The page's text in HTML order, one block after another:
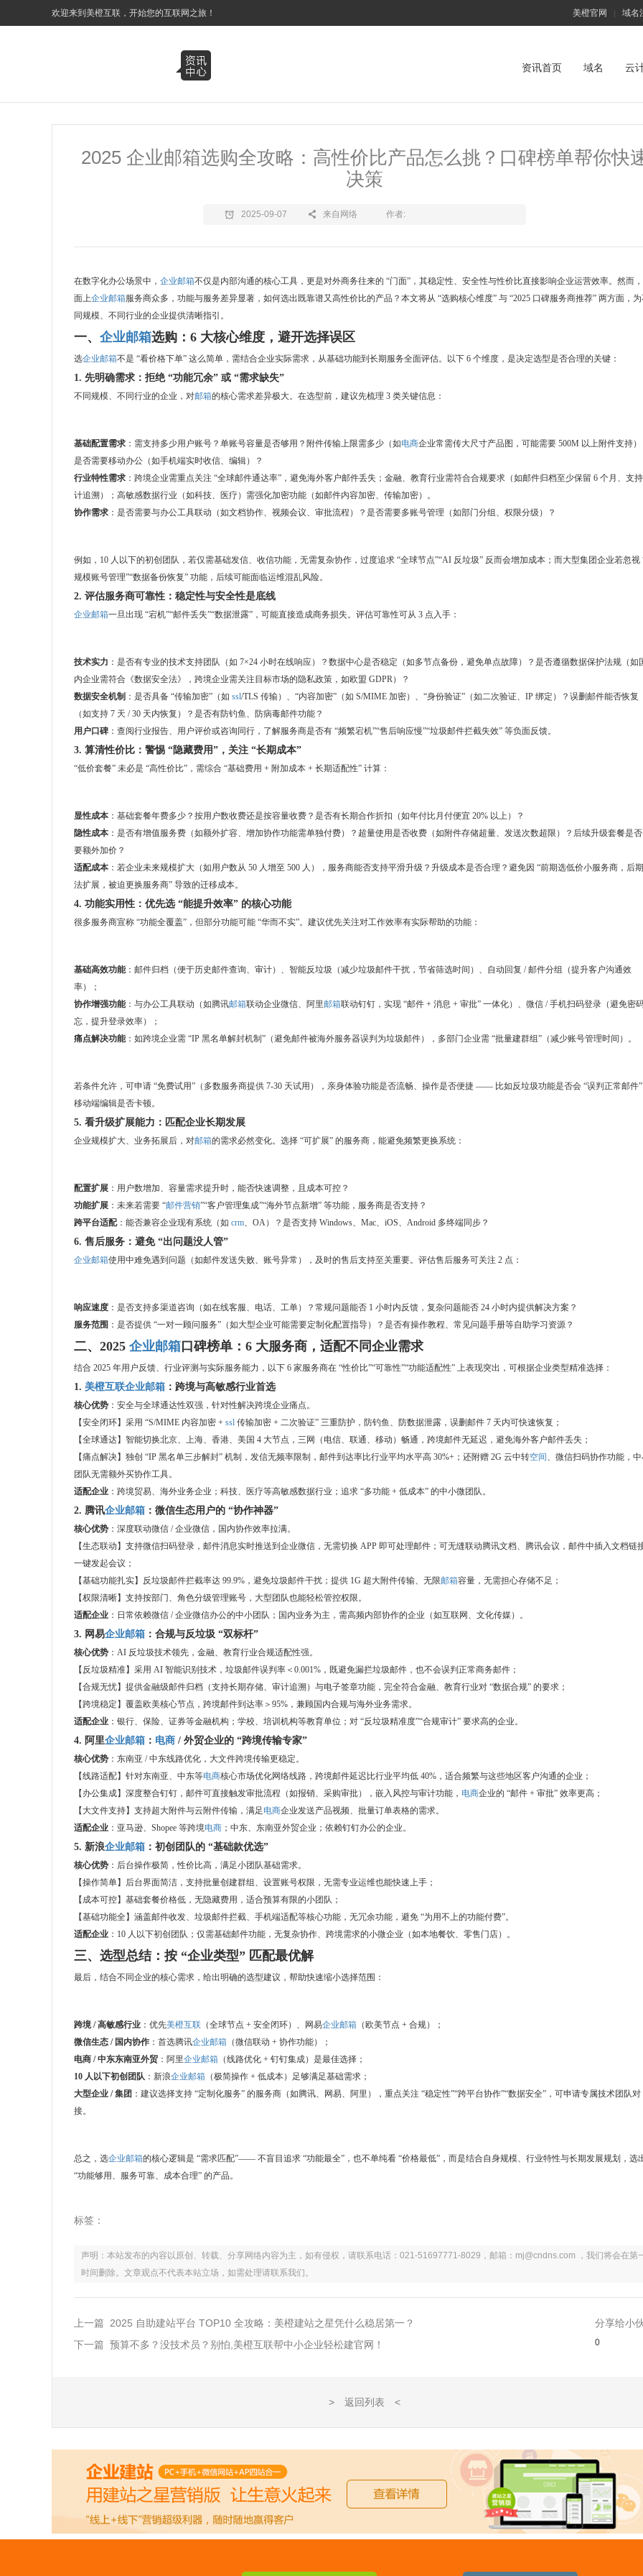
欢迎来到美橙互联，开始您的互联网之旅！ 美橙官网 | 域名
资讯首页 域名 云
2025 企业邮箱选购全攻略：高性价比产品怎么挑？口碑榜单帮你快
决策
2025-09-07 来自网络 作者:
在数字化办公场景中， 企业邮箱不仅是内部沟通的核心工具，更是对外商务往来的 “门面”，其稳定性、安全性与性价比直接影响企业运营效率。然而
面上企业邮箱服务商众多，功能与服务差异显著，如何选出既靠谱又高性价比的产品？本文将从 “选购核心维度” 与 “2025 口碑服务商推荐” 两方面，
同规模、不同行业的企业提供清晰指引。
一、 企业邮箱选购：6 大核心维度，避开选择误区
选企业邮箱不是 “看价格下单” 这么简单，需结合企业实际需求，从基础功能到长期服务全面评估。以下 6 个维度，是决定选型是否合理的关键：
1. 先明确需求：拒绝 “功能冗余” 或 “需求缺失”
不同规模、不同行业的企业，对邮箱的核心需求差异极大。在选型前，建议先梳理 3 类关键信息：
基础配置需求 ：需支持多少用户账号？单账号容量是否够用？附件传输上限需多少（如电商企业常需传大尺寸产品图，可能需要 500M 以上附件支持
是否需要移动办公（如手机端实时收信、编辑）？
行业特性需求 ：跨境企业需重点关注 “全球邮件通达率”，避免海外客户邮件丢失；金融、教育行业需符合合规要求（如邮件归档至少保留 6 个月、支
计追溯）；高敏感数据行业（如科技、医疗）需强化加密功能（如邮件内容加密、传输加密）。
协作需求 ：是否需要与办公工具联动（如文档协作、视频会议、审批流程）？是否需要多账号管理（如部门分组、权限分级）？
例如，10 人以下的初创团队，若仅需基础发信、收信功能，无需复杂协作，过度追求 “全球节点”“AI 反垃圾” 反而会增加成本；而大型集团企业若忽视
规模账号管理”“数据备份恢复” 功能，后续可能面临运维混乱风险。
2. 评估服务商可靠性：稳定性与安全性是底线
企业邮箱一旦出现 “宕机”“邮件丢失”“数据泄露”，可能直接造成商务损失。评估可靠性可从 3 点入手：
技术实力 ：是否有专业的技术支持团队（如 7×24 小时在线响应）？数据中心是否稳定（如多节点备份，避免单点故障）？是否遵循数据保护法规（如
内企业需符合《数据安全法》，跨境企业需关注目标市场的隐私政策，如欧盟 GDPR）？
数据安全机制 ：是否具备 “传输加密”（如 ssl/TLS 传输）、“内容加密”（如 S/MIME 加密）、“身份验证”（如二次验证、IP 绑定）？误删邮件能否恢复
（如支持 7 天 / 30 天内恢复）？是否有防钓鱼、防病毒邮件功能？
用户口碑 ：查阅行业报告、用户评价或咨询同行，了解服务商是否有 “频繁宕机”“售后响应慢”“垃圾邮件拦截失效” 等负面反馈。
3. 算清性价比：警惕 “隐藏费用”，关注 “长期成本”
“低价套餐” 未必是 “高性价比”，需综合 “基础费用 + 附加成本 + 长期适配性” 计算：
显性成本 ：基础套餐年费多少？按用户数收费还是按容量收费？是否有长期合作折扣（如年付比月付便宜 20% 以上）？
隐性成本 ：是否有增值服务费（如额外扩容、增加协作功能需单独付费）？超量使用是否收费（如附件存储超量、发送次数超限）？后续升级套餐是
要额外加价？
适配成本 ：若企业未来规模扩大（如用户数从 50 人增至 500 人），服务商能否支持平滑升级？升级成本是否合理？避免因 “前期选低价小服务商，后
法扩展，被迫更换服务商” 导致的迁移成本。
4. 功能实用性：优先选 “能提升效率” 的核心功能
很多服务商宣称 “功能全覆盖”，但部分功能可能 “华而不实”。建议优先关注对工作效率有实际帮助的功能：
基础高效功能：邮件归档（便于历史邮件查询、审计）、智能反垃圾（减少垃圾邮件干扰，节省筛选时间）、自动回复 / 邮件分组（提升客户沟通效
率）；
协作增强功能：与办公工具联动（如腾讯邮箱联动企业微信、阿里邮箱联动钉钉，实现 “邮件 + 消息 + 审批” 一体化）、微信 / 手机扫码登录（避免密
忘，提升登录效率）；
痛点解决功能：如跨境企业需 “IP 黑名单解封机制”（避免邮件被海外服务器误判为垃圾邮件），多部门企业需 “批量建群组”（减少账号管理时间）。
若条件允许，可申请 “免费试用”（多数服务商提供 7-30 天试用），亲身体验功能是否流畅、操作是否便捷 —— 比如反垃圾功能是否会 “误判正常邮件
移动端编辑是否卡顿。
5. 看升级扩展能力：匹配企业长期发展
企业规模扩大、业务拓展后，对邮箱的需求必然变化。选择 “可扩展” 的服务商，能避免频繁更换系统：
配置扩展 ：用户数增加、容量需求提升时，能否快速调整，且成本可控？
功能扩展 ：未来若需要 “邮件营销”“客户管理集成”“海外节点新增” 等功能，服务商是否支持？
跨平台适配：能否兼容企业现有系统（如 crm、OA）？是否支持 Windows、Mac、iOS、Android 多终端同步？
6. 售后服务：避免 “出问题没人管”
企业邮箱使用中难免遇到问题（如邮件发送失败、账号异常），及时的售后支持至关重要。评估售后服务可关注 2 点：
响应速度 ：是否支持多渠道咨询（如在线客服、电话、工单）？常规问题能否 1 小时内反馈，复杂问题能否 24 小时内提供解决方案？
服务范围 ：是否提供 “一对一顾问服务”（如大型企业可能需要定制化配置指导）？是否有操作教程、常见问题手册等自助学习资源？
二、2025 企业邮箱 口碑榜单：6 大服务商，适配不同企业需求
结合 2025 年用户反馈、行业评测与实际服务能力，以下 6 家服务商在 “性价比”“可靠性”“功能适配性” 上表现突出，可根据企业类型精准选择：
1. 美橙互联企业邮箱 ：跨境与高敏感行业首选
核心优势 ：安全与全球通达性双强，针对性解决跨境企业痛点。
【安全闭环】采用 “S/MIME 内容加密 + ssl 传输加密 + 二次验证” 三重防护，防钓鱼、防数据泄露，误删邮件 7 天内可快速恢复；
【全球通达】智能切换北京、上海、香港、美国 4 大节点，三网（电信、联通、移动）畅通，跨境邮件无延迟，避免海外客户邮件丢失；
【痛点解决】独创 “IP 黑名单三步解封” 机制，发信无频率限制，邮件到达率比行业平均水平高 30%+；还附赠 2G 云中转空间 、微信扫码协作功能，
团队无需额外买协作工具。
适配企业 ：跨境贸易、海外业务企业；科技、医疗等高敏感数据行业；追求 “多功能 + 低成本” 的中小微团队。
2. 腾讯企业邮箱 ：微信生态用户的 “协作神器”
核心优势 ：深度联动微信 / 企业微信，国内协作效率拉满。
【生态联动】支持微信扫码登录，邮件消息实时推送到企业微信，无需切换 APP 即可处理邮件；可无缝联动腾讯文档、腾讯会议，邮件中插入文档链
一键发起会议；
【基础功能扎实】反垃圾邮件拦截率达 99.9%，避免垃圾邮件干扰；提供 1G 超大附件传输、无限邮箱容量，无需担心存储不足；
【权限清晰】支持按部门、角色分级管理账号，大型团队也能轻松管控权限。
适配企业 ：日常依赖微信 / 企业微信办公的中小团队；国内业务为主，需高频内部协作的企业（如互联网、文化传媒）。
3. 网易企业邮箱 ：合规与反垃圾 “双标杆”
核心优势 ：AI 反垃圾技术领先，金融、教育行业合规适配性强。
【反垃圾精准】采用 AI 智能识别技术，垃圾邮件误判率＜0.001%，既避免漏拦垃圾邮件，也不会误判正常商务邮件；
【合规无忧】提供金融级邮件归档（支持长期存储、审计追溯）与电子签章功能，完全符合金融、教育行业对 “数据合规” 的要求；
【跨境稳定】覆盖欧美核心节点，跨境邮件到达率＞95%，兼顾国内合规与海外业务需求。
适配企业 ：银行、保险、证券等金融机构；学校、培训机构等教育单位；对 “反垃圾精准度”“合规审计” 要求高的企业。
4. 阿里企业邮箱 ： 电商 / 外贸企业的 “跨境传输专家”
核心优势 ：东南亚 / 中东线路优化，大文件跨境传输更稳定。
【线路适配】针对东南亚、中东等电商核心市场优化网络线路，跨境邮件延迟比行业平均低 40%，适合频繁与这些地区客户沟通的企业；
【办公集成】深度整合钉钉，邮件可直接触发审批流程（如报销、采购审批），嵌入风控与审计功能， 电商企业的 “邮件 + 审批” 效率更高；
【大文件支持】支持超大附件与云附件传输，满足 电商企业发送产品视频、批量订单表格的需求。
适配企业 ：亚马逊、Shopee 等跨境电商 ；中东、东南亚外贸企业；依赖钉钉办公的企业。
5. 新浪企业邮箱 ：初创团队的 “基础款优选”
核心优势 ：后台操作极简，性价比高，满足小团队基础需求。
【操作简单】后台界面简洁，支持批量创建群组、设置账号权限，无需专业运维也能快速上手；
【成本可控】基础套餐价格低，无隐藏费用，适合预算有限的小团队；
【基础功能全】涵盖邮件收发、垃圾邮件拦截、手机端适配等核心功能，无冗余功能，避免 “为用不上的功能付费”。
适配企业 ：10 人以下初创团队；仅需基础邮件功能，无复杂协作、跨境需求的小微企业（如本地餐饮、零售门店）。
三、选型总结：按 “企业类型” 匹配最优解
最后，结合不同企业的核心需求，给出明确的选型建议，帮助快速缩小选择范围：
跨境 / 高敏感行业 ：优先美橙互联 （全球节点 + 安全闭环）、网易企业邮箱 （欧美节点 + 合规）；
微信生态 / 国内协作 ：首选腾讯企业邮箱 （微信联动 + 协作功能）；
电商 / 中东东南亚外贸 ：阿里企业邮箱 （线路优化 + 钉钉集成）是最佳选择；
10 人以下初创团队 ：新浪企业邮箱 （极简操作 + 低成本）足够满足基础需求；
大型企业 / 集团 ：建议选择支持 “定制化服务” 的服务商（如腾讯、网易、阿里），重点关注 “稳定性”“跨平台协作”“数据安全”，可申请专属技术团队对
接。
总之，选企业邮箱的核心逻辑是 “需求匹配”—— 不盲目追求 “功能最全”，也不单纯看 “价格最低”，而是结合自身规模、行业特性与长期发展规划，选
“功能够用、服务可靠、成本合理” 的产品。
标签：
声明：本站发布的内容以原创、转载、分享网络内容为主，如有侵权，请联系电话：021-51697771-8029，邮箱：mj@cndns.com ，我们将会在第
时间删除。文章观点不代表本站立场，如需处理请联系我们。
上一篇 2025 自助建站平台 TOP10 全攻略：美橙建站之星凭什么稳居第一？
下一篇 预算不多？没技术员？别怕,美橙互联帮中小企业轻松建官网！
分享给小
0
> 返回列表 <